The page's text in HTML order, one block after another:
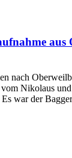
nach
Nikolaus
war der